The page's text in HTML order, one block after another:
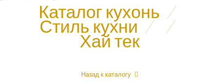
Каталог кухонь /
Стиль кухни / /
Хай тек
Назад к каталогу